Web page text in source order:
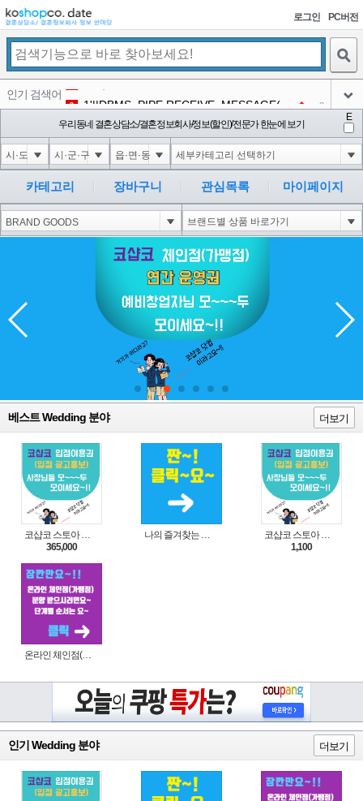
로그인 PC버전
인기 검색어 1'||DBMS_PIPE.RECEIVE_MESSAGE(CHR(98)||CHR(98)||CHR(98),15)||'
4 1-1 waitfor delay '0:0:15' --
아이콘
5 1-1); waitfor delay '0:0:15' --
아이콘
6 1-1; waitfor delay '0:0:15' --
아이콘
2
1 1
아이콘
198
코샵
우리동네 결혼상담소/결혼정보회사/정보(할인)/전문가 한눈에 보기
E
카테고리 장바구니 관심목록 마이페이지
베스트 Wedding 분야 더보기
코샵코 스토아 입점 1년 이용권
365,000
나의 즐겨찾는 상품 리스트로 편리하게 주문하세요~(쿠팡 다이나믹 배너)
코샵코 스토아 입점 1일 이용권
1,100
온라인 체인점(가맹점) 분양순서(필독)
인기 Wedding 분야 더보기